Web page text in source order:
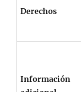
Derechos
Información